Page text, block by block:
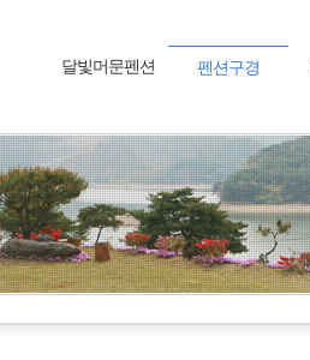
달빛머문펜션 펜션구경